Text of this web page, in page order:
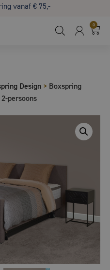
vanaf € 75,-
van 13.00 - 17.00
0
Design > Boxspring
persoons